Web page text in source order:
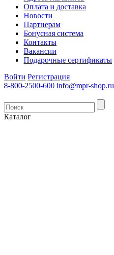
Оплата и доставка
Новости
Партнерам
Бонусная система
Контакты
Вакансии
Подарочные сертификаты
Войти Регистрация
8-800-2500-600 info@mpr-shop.ru
Каталог